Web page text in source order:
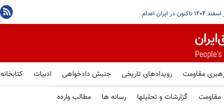
تازه بیروت و اسراییل در رم
مقاومت رویدادهای تاریخی جنبش دادخواهی ادبیات کتابخانه
مقاومت گزارشات و تحلیلها رسانه ها مطالب وارده